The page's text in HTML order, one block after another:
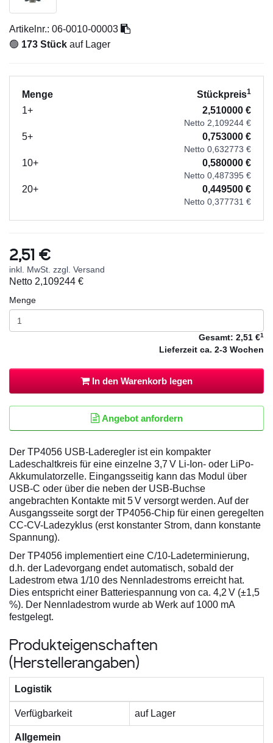
Artikelnr.: 06-0010-00003
🟢 173 Stück auf Lager
Menge Stückpreis1
1+ 2,510000 €
Netto 2,109244 €
5+ 0,753000 €
Netto 0,632773 €
10+ 0,580000 €
Netto 0,487395 €
20+ 0,449500 €
Netto 0,377731 €
2,51 €
inkl. MwSt. zzgl. Versand
Netto 2,109244 €
Menge
Gesamt: 2,51 €1
Lieferzeit ca. 2-3 Wochen
In den Warenkorb legen
Angebot anfordern
Der TP4056 USB-Laderegler ist ein kompakter
Ladeschaltkreis für eine einzelne 3,7 V Li‑Ion- oder LiPo-
Akkumulatorzelle. Eingangsseitig kann das Modul über
USB‑C oder über die neben der USB-Buchse
angebrachten Kontakte mit 5 V versorgt werden. Auf der
Ausgangsseite sorgt der TP4056-Chip für einen geregelten
CC‑CV-Ladezyklus (erst konstanter Strom, dann konstante
Spannung).
Der TP4056 implementiert eine C/10-Ladeterminierung,
d.h. der Ladevorgang endet automatisch, sobald der
Ladestrom etwa 1/10 des Nennladestroms erreicht hat.
Dies entspricht einer Batteriespannung von ca. 4,2 V (±1,5
%). Der Nennladestrom wurde ab Werk auf 1000 mA
festgelegt.
Produkteigenschaften
(Herstellerangaben)
Logistik
Verfügbarkeit auf Lager
Allgemein